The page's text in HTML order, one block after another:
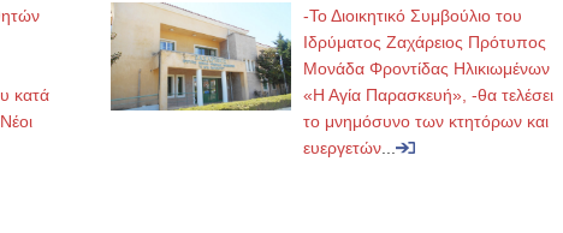
κατά
-Το Διοικητικό Συμβούλιο του
Ιδρύματος Ζαχάρειος Πρότυπος
Μονάδα Φροντίδας Ηλικιωμένων
«Η Αγία Παρασκευή», -θα τελέσει
το μνημόσυνο των κτητόρων και
ευεργετών...